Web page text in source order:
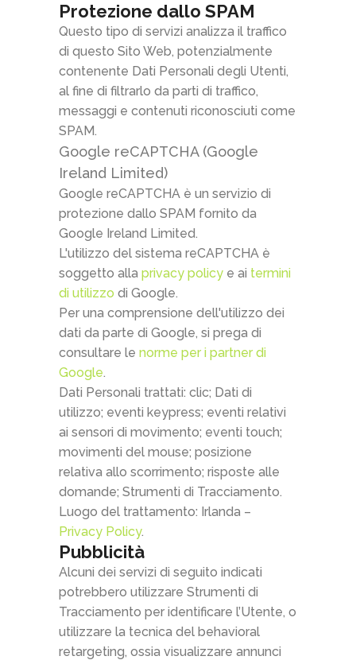
Protezione dallo SPAM
Questo tipo di servizi analizza il traffico
di questo Sito Web, potenzialmente
contenente Dati Personali degli Utenti,
al fine di filtrarlo da parti di traffico,
messaggi e contenuti riconosciuti come
SPAM.
Google reCAPTCHA (Google
Ireland Limited)
Google reCAPTCHA è un servizio di
protezione dallo SPAM fornito da
Google Ireland Limited.
L'utilizzo del sistema reCAPTCHA è
soggetto alla privacy policy e ai termini
di utilizzo di Google.
Per una comprensione dell'utilizzo dei
dati da parte di Google, si prega di
consultare le norme per i partner di
Google.
Dati Personali trattati: clic; Dati di
utilizzo; eventi keypress; eventi relativi
ai sensori di movimento; eventi touch;
movimenti del mouse; posizione
relativa allo scorrimento; risposte alle
domande; Strumenti di Tracciamento.
Luogo del trattamento: Irlanda –
Privacy Policy.
Pubblicità
Alcuni dei servizi di seguito indicati
potrebbero utilizzare Strumenti di
Tracciamento per identificare l’Utente, o
utilizzare la tecnica del behavioral
retargeting, ossia visualizzare annunci